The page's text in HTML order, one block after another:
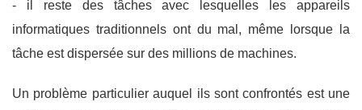
- il reste des tâches avec lesquelles les appareils
informatiques traditionnels ont du mal, même lorsque la
tâche est dispersée sur des millions de machines.
Un problème particulier auquel ils sont confrontés est une